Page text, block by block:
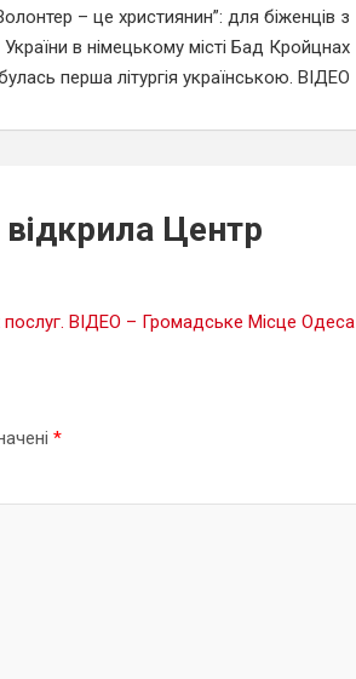
– це християнин”: для біженців з
України в німецькому місті Бад Кройцнах
перша літургія українською. ВІДЕО
Центр
послуг. ВІДЕО – Громадське Місце Одеса
*